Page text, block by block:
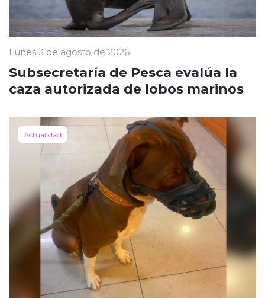
Lunes 3 de agosto de 2026
Subsecretaría de Pesca evalúa la
caza autorizada de lobos marinos
Actualidad